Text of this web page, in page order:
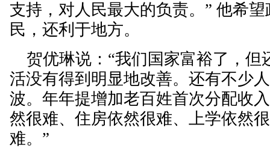
支持，对人民最大的负责。” 他希
民，还利于地方。
贺优琳说：“我们国家富裕了，但
活没有得到明显地改善。还有不少
波。年年提增加老百姓首次分配收
然很难、住房依然很难、上学依然
难。”